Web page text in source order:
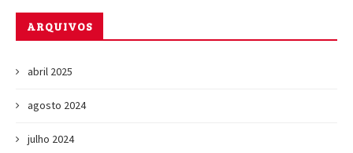
ARQUIVOS
abril 2025
agosto 2024
julho 2024